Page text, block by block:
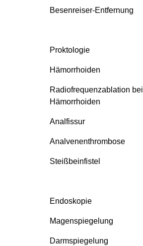
Besenreiser-Entfernung
Proktologie
Hämorrhoiden
Radiofrequenzablation bei
Hämorrhoiden
Analfissur
Analvenenthrombose
Steißbeinfistel
Endoskopie
Magenspiegelung
Darmspiegelung